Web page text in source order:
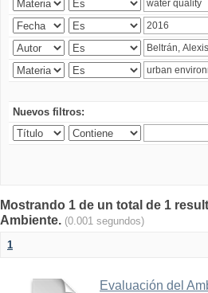
Nuevos filtros:
Mostrando 1 de un total de 1
Ambiente. (0.001 segundos)
1
Evaluación del